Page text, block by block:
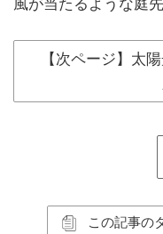
風が当たるような庭
【次ページ】太
この記事の